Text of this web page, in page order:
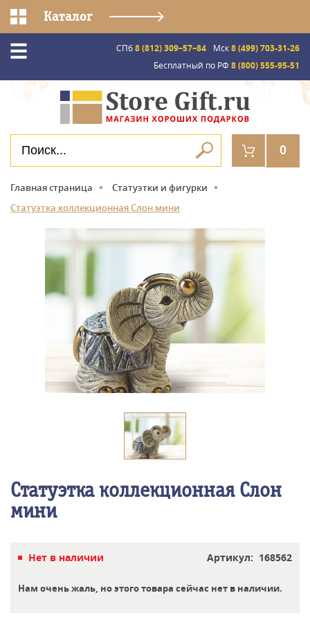
СПб8 (812) 309–57–84 Мск8 (499) 703-31-26
Бесплатный по РФ 8 (800) 555-95-51
0
Каталог
Главная страница
Статуэтки и фигурки
Статуэтка коллекционная Слон мини
Статуэтка коллекционная Слон
мини
Нет в наличии Артикул: 168562
Нам очень жаль, но этого товара сейчас нет в наличии.